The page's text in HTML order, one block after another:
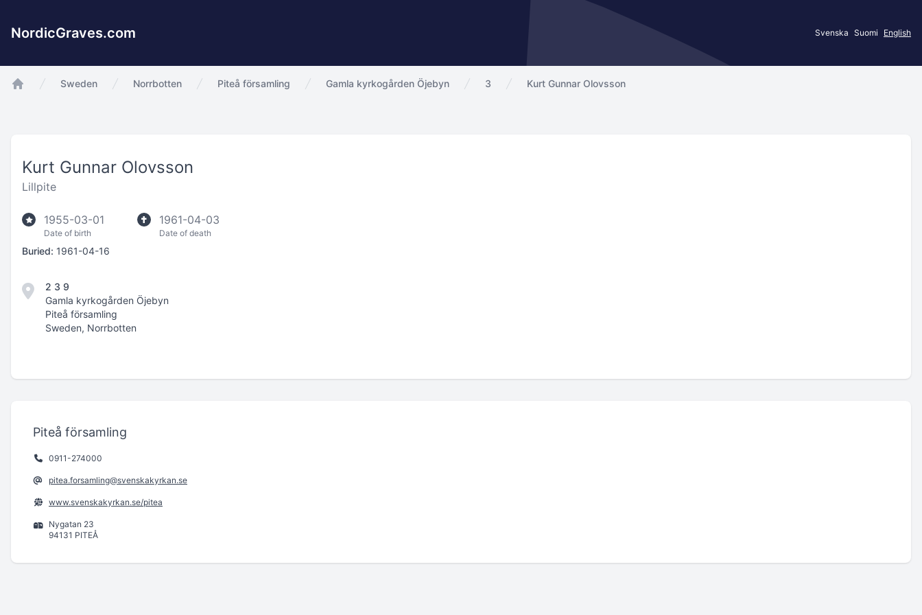
NordicGraves.com Svenska Suomi English
Sweden Norrbotten Piteå församling Gamla kyrkogården Öjebyn 3 Kurt Gunnar Olovsson
Kurt Gunnar Olovsson
Lillpite
1955-03-01
Date of birth
1961-04-03
Date of death
Buried: 1961-04-16
2 3 9
Gamla kyrkogården Öjebyn
Piteå församling
Sweden, Norrbotten
Piteå församling
0911-274000
pitea.forsamling@svenskakyrkan.se
www.svenskakyrkan.se/pitea
Nygatan 23
94131 PITEÅ